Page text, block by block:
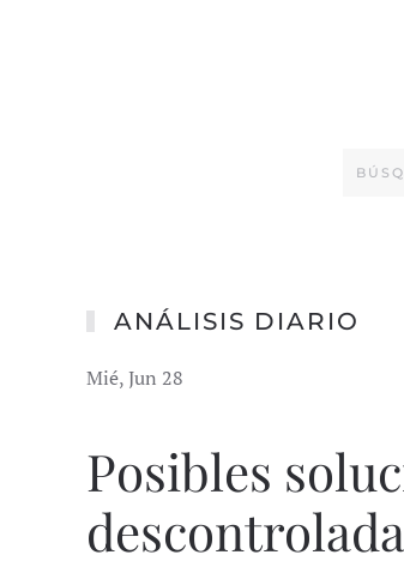
ANÁLISIS DIARIO
Mié, Jun 28
Posibles
descontrolada